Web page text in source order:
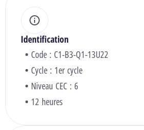
Identification
Code : C1-B3-Q1-13U22
Cycle : 1er cycle
Niveau CEC : 6
12 heures